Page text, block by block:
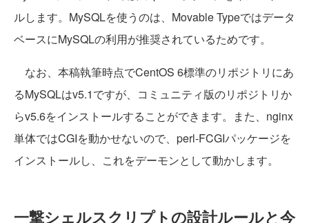
ルします。MySQLを使うのは、Movable Typeではデータ
ベースにMySQLの利用が推奨されているためです。
なお、本稿執筆時点でCentOS 6標準のリポジトリにあ
るMySQLはv5.1ですが、コミュニティ版のリポジトリか
らv5.6をインストールすることができます。また、nginx
単体ではCGIを動かせないので、perl-FCGIパッケージを
インストールし、これをデーモンとして動かします。
一撃シェルスクリプトの設計ルールと今